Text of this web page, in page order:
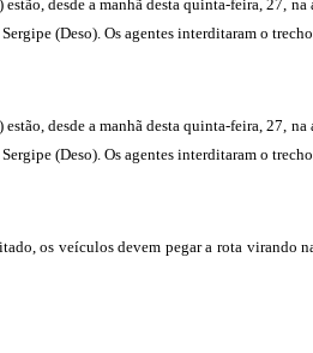
desde a manhã desta quinta-feira, 27,
(Deso). Os agentes interditaram o
desde a manhã desta quinta-feira, 27,
(Deso). Os agentes interditaram o
os veículos devem pegar a rota virando